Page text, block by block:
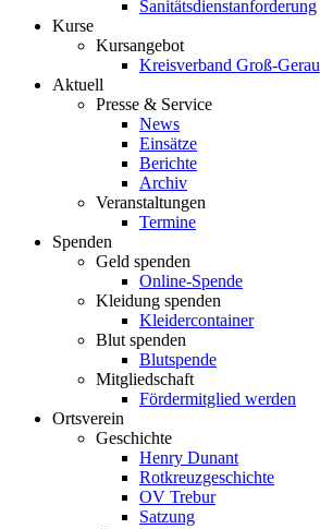
Sanitätsdienstanforderung
Kurse
Kursangebot
Kreisverband Groß-Gerau
Aktuell
Presse & Service
News
Einsätze
Berichte
Archiv
Veranstaltungen
Termine
Spenden
Geld spenden
Online-Spende
Kleidung spenden
Kleidercontainer
Blut spenden
Blutspende
Mitgliedschaft
Fördermitglied werden
Ortsverein
Geschichte
Henry Dunant
Rotkreuzgeschichte
OV Trebur
Satzung